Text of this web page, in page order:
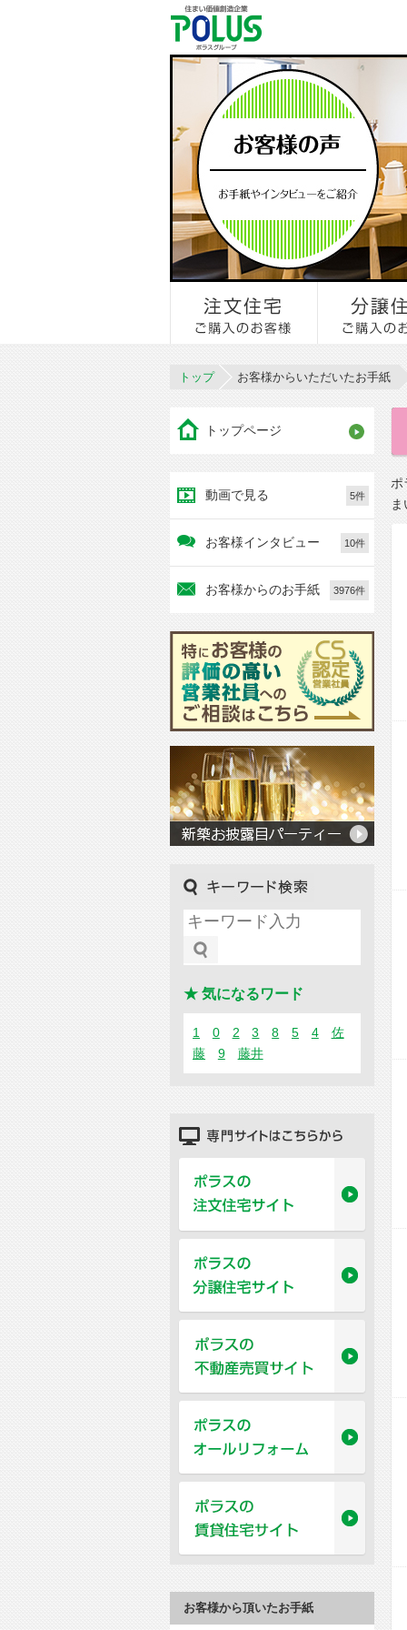
トップ お客様からいただいたお手紙
ポ
トップページ
動画で見る 5件
お客様インタビュー 10件
お客様からのお手紙 3976件
★ 気になるワード
1 0 2 3 8 5 4
佐
藤
9 藤井
お客様から頂いたお手紙